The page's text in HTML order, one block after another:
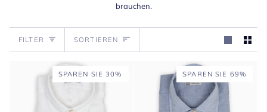
brauchen.
FILTER Sortieren
SORTIEREN
SPAREN SIE 30% SPAREN SIE 69%